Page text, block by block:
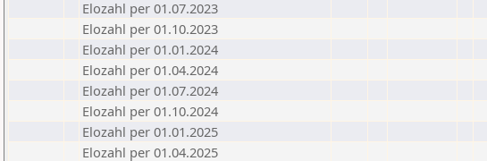
Elozahl per 01.07.2023
Elozahl per 01.10.2023
Elozahl per 01.01.2024
Elozahl per 01.04.2024
Elozahl per 01.07.2024
Elozahl per 01.10.2024
Elozahl per 01.01.2025
Elozahl per 01.04.2025